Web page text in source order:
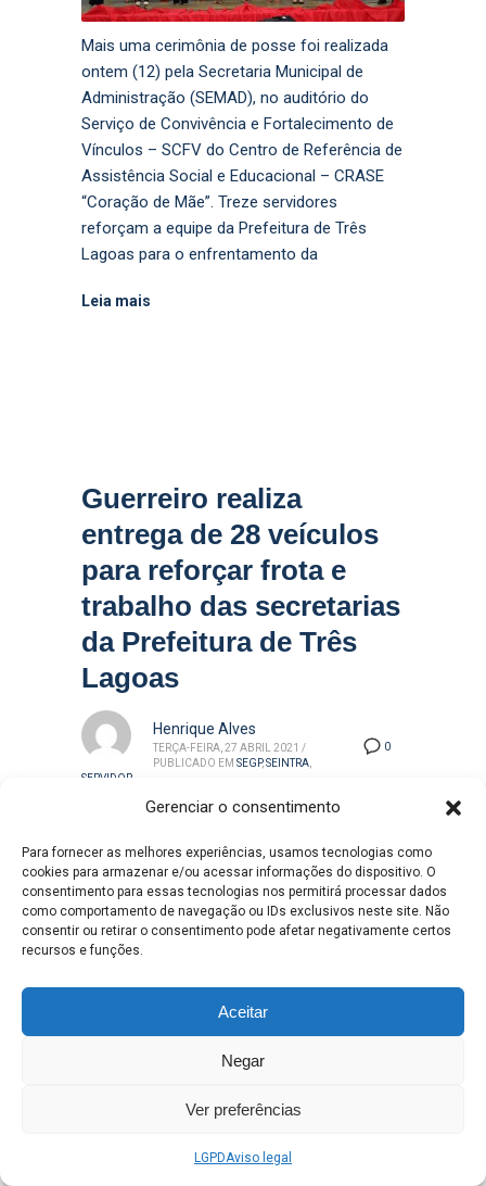
Gerenciar o consentimento
Para fornecer as melhores experiências, usamos tecnologias como
cookies para armazenar e/ou acessar informações do dispositivo. O
consentimento para essas tecnologias nos permitirá processar dados
como comportamento de navegação ou IDs exclusivos neste site. Não
consentir ou retirar o consentimento pode afetar negativamente certos
recursos e funções.
Aceitar
Negar
Ver preferências
LGPDAviso legal
Mais uma cerimônia de posse foi realizada
ontem (12) pela Secretaria Municipal de
Administração (SEMAD), no auditório do
Serviço de Convivência e Fortalecimento de
Vínculos – SCFV do Centro de Referência de
Assistência Social e Educacional – CRASE
“Coração de Mãe”. Treze servidores
reforçam a equipe da Prefeitura de Três
Lagoas para o enfrentamento da
Leia mais
Guerreiro realiza
entrega de 28 veículos
para reforçar frota e
trabalho das secretarias
da Prefeitura de Três
Lagoas
0
Henrique Alves
TERÇA-FEIRA, 27 ABRIL 2021 /
PUBLICADO EM SEGP,SEINTRA
SERVIDOR
Nesta segunda-feira (26), o prefeito Angelo
para reforçar os trabalhos e atendimentos
Lagoas. Entre leves e pesados, estes
veículos vão compor as frotas já em